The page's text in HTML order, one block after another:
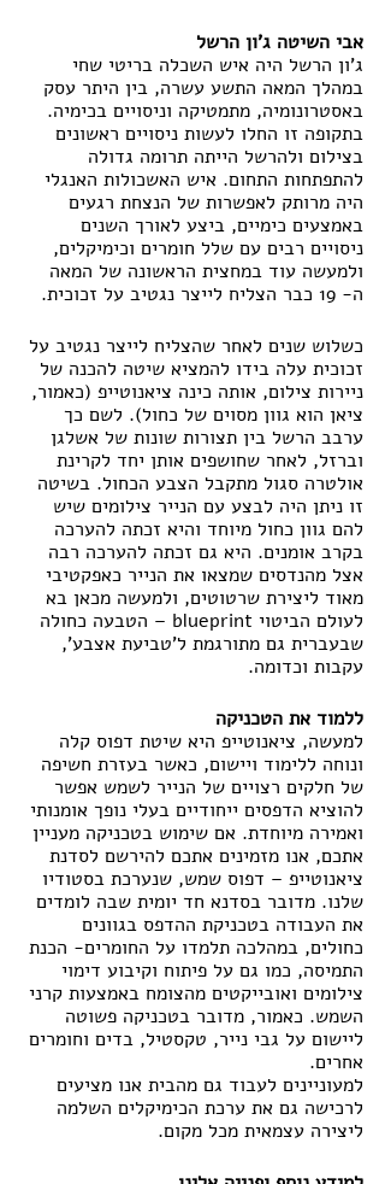
אבי השיטה ג'ון הרשל
ג'ון הרשל היה איש השכלה בריטי שחי
במהלך המאה התשע עשרה, בין היתר עסק
באסטרונומיה, מתמטיקה וניסויים בכימיה.
בתקופה זו החלו לעשות ניסויים ראשונים
בצילום ולהרשל הייתה תרומה גדולה
להתפתחות התחום. איש האשכולות האנגלי
היה מרותק לאפשרות של הנצחת רגעים
באמצעים כימיים, ביצע לאורך השנים
ניסויים רבים עם שלל חומרים וכימיקלים,
ולמעשה עוד במחצית הראשונה של המאה
ה- 19 כבר הצליח לייצר נגטיב על זכוכית.
כשלוש שנים לאחר שהצליח לייצר נגטיב על
זכוכית עלה בידו להמציא שיטה להכנה של
ניירות צילום, אותה כינה ציאנוטייפ (כאמור,
ציאן הוא גוון מסוים של כחול). לשם כך
ערבב הרשל בין תצורות שונות של אשלגן
וברזל, לאחר שחושפים אותן יחד לקרינת
אולטרה סגול מתקבל הצבע הכחול. בשיטה
זו ניתן היה לבצע עם הנייר צילומים שיש
להם גוון כחול מיוחד והיא זכתה להערכה
בקרב אומנים. היא גם זכתה להערכה רבה
אצל מהנדסים שמצאו את הנייר כאפקטיבי
מאוד ליצירת שרטוטים, ולמעשה מכאן בא
לעולם הביטוי blueprint – הטבעה כחולה
שבעברית גם מתורגמת ל'טביעת אצבע',
עקבות וכדומה.
ללמוד את הטכניקה
למעשה, ציאנוטייפ היא שיטת דפוס קלה
ונוחה ללימוד ויישום, כאשר בעזרת חשיפה
של חלקים רצויים של הנייר לשמש אפשר
להוציא הדפסים ייחודיים בעלי נופך אומנותי
ואמירה מיוחדת. אם שימוש בטכניקה מעניין
אתכם, אנו מזמינים אתכם להירשם לסדנת
ציאנוטייפ – דפוס שמש, שנערכת בסטודיו
שלנו. מדובר בסדנא חד יומית שבה לומדים
את העבודה בטכניקת ההדפס בגוונים
כחולים, במהלכה תלמדו על החומרים- הכנת
התמיסה, כמו גם על פיתוח וקיבוע דימוי
צילומים ואובייקטים מהצומח באמצעות קרני
השמש. כאמור, מדובר בטכניקה פשוטה
ליישום על גבי נייר, טקסטיל, בדים וחומרים
אחרים.
למעוניינים לעבוד גם מהבית אנו מציעים
לרכישה גם את ערכת הכימיקלים השלמה
ליצירה עצמאית מכל מקום.